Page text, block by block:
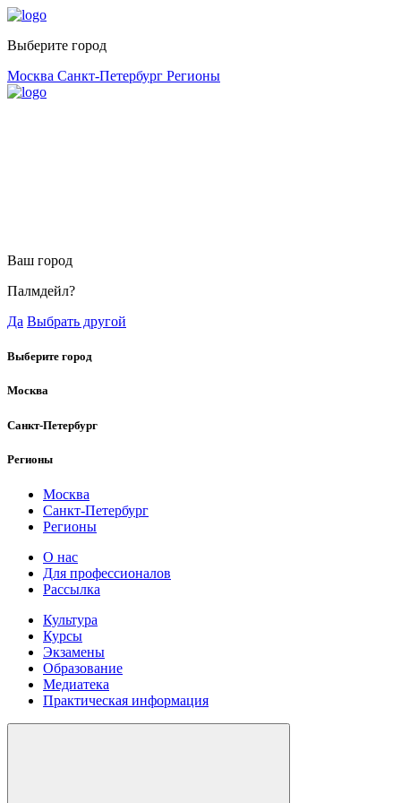
Выберите город
Москва Санкт-Петербург Регионы
Ваш город
Палмдейл?
Да Выбрать другой
Выберите город
Москва
Санкт-Петербург
Регионы
Москва
Санкт-Петербург
Регионы
О нас
Для профессионалов
Рассылка
Культура
Курсы
Экзамены
Образование
Медиатека
Практическая информация